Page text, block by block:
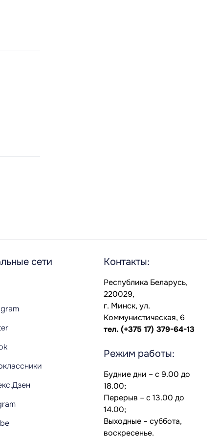
сети Контакты:
Республика Беларусь,
220029,
г. Минск, ул.
Коммунистическая, 6
тел. (+375 17) 379-64-13
Режим работы:
Будние дни – с 9.00 до
18.00;
Перерыв – с 13.00 до
14.00;
Выходные – суббота,
воскресенье.